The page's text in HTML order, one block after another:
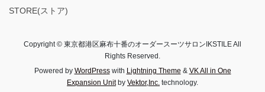
STORE(ストア)
Copyright © 東京都港区麻布十番のオーダースーツサロンIKSTILE All
Rights Reserved.
Powered by WordPresswith Lightning Theme & VK All in One
Expansion Unitby Vektor,Inc. technology.